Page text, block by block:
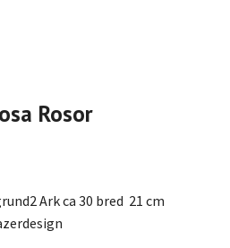
Rosor
Ark ca 30 bred 21 cm